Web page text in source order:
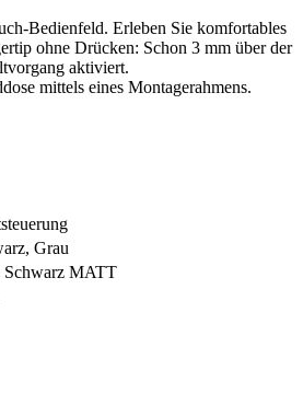
Bedienfeld. Erleben Sie komfortables
ohne Drücken: Schon 3 mm über der
aktiviert.
mittels eines Montagerahmens.
Grau
MATT